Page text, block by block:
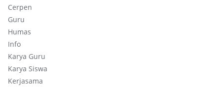
Cerpen
Guru
Humas
Info
Karya Guru
Karya Siswa
Kerjasama